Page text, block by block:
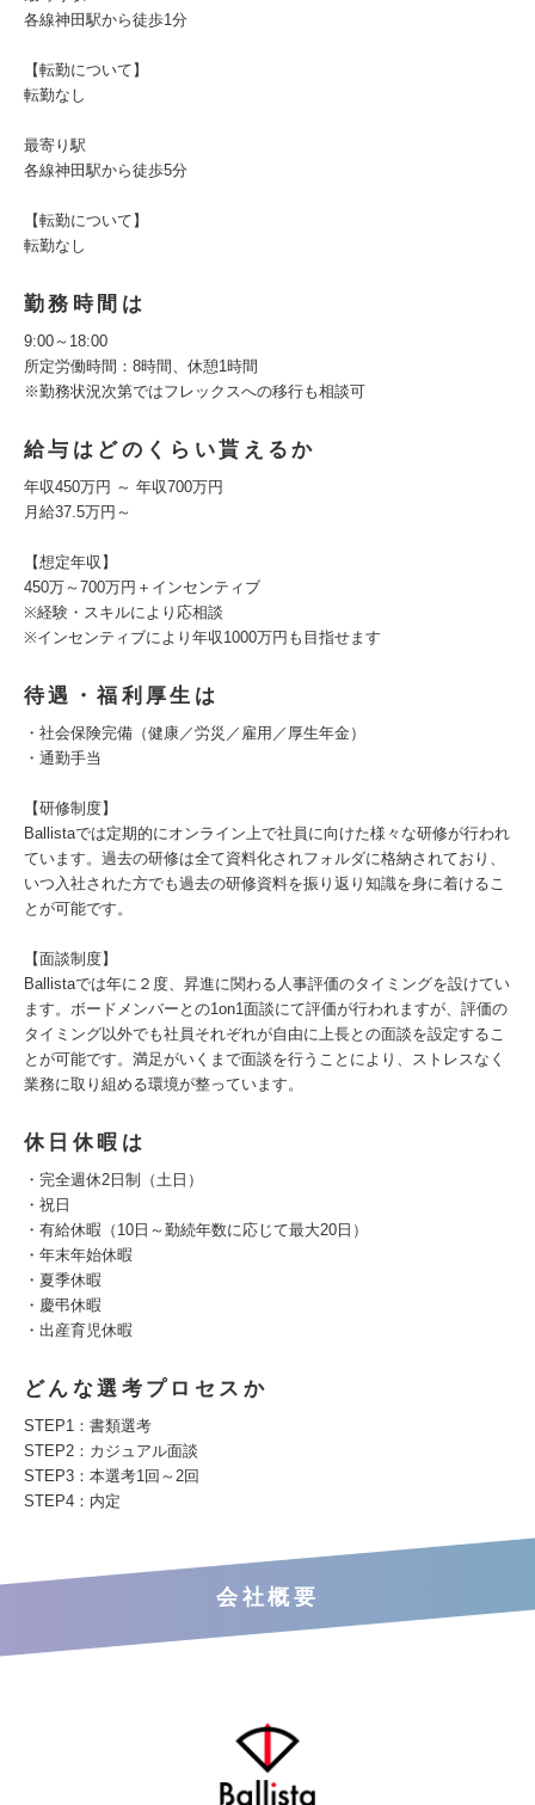
各線神田駅から徒歩1分
【転勤について】
転勤なし
最寄り駅
各線神田駅から徒歩5分
【転勤について】
転勤なし
勤務時間は
9:00～18:00
所定労働時間：8時間、休憩1時間
※勤務状況次第ではフレックスへの移行も相談可
給与はどのくらい貰えるか
年収450万円 ～ 年収700万円
月給37.5万円～
【想定年収】
450万～700万円＋インセンティブ
※経験・スキルにより応相談
※インセンティブにより年収1000万円も目指せます
待遇・福利厚生は
・社会保険完備（健康／労災／雇用／厚生年金）
・通勤手当
【研修制度】
Ballistaでは定期的にオンライン上で社員に向けた様々な研修が行われ
ています。過去の研修は全て資料化されフォルダに格納されており、
いつ入社された方でも過去の研修資料を振り返り知識を身に着けるこ
とが可能です。
【面談制度】
Ballistaでは年に２度、昇進に関わる人事評価のタイミングを設けてい
ます。ボードメンバーとの1on1面談にて評価が行われますが、評価の
タイミング以外でも社員それぞれが自由に上長との面談を設定するこ
とが可能です。満足がいくまで面談を行うことにより、ストレスなく
業務に取り組める環境が整っています。
休日休暇は
・完全週休2日制（土日）
・祝日
・有給休暇（10日～勤続年数に応じて最大20日）
・年末年始休暇
・夏季休暇
・慶弔休暇
・出産育児休暇
どんな選考プロセスか
STEP1：書類選考
STEP2：カジュアル面談
STEP3：本選考1回～2回
STEP4：内定
会社概要